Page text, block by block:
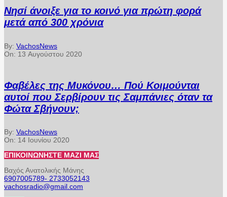
Νησί άνοιξε για το κοινό για πρώτη φορά
μετά από 300 χρόνια
By: VachosNews
On: 13 Αυγούστου 2020
Φαβέλες της Μυκόνου… Πού Κοιμούνται
αυτοί που Σερβίρουν τις Σαμπάνιες όταν τα
Φώτα Σβήνουν;
By: VachosNews
On: 14 Ιουνίου 2020
ΕΠΙΚΟΙΝΩΝΉΣΤΕ ΜΑΖΊ ΜΑΣ
Βαχός Ανατολικής Μάνης
6907005789- 2733052143
vachosradio@gmail.com